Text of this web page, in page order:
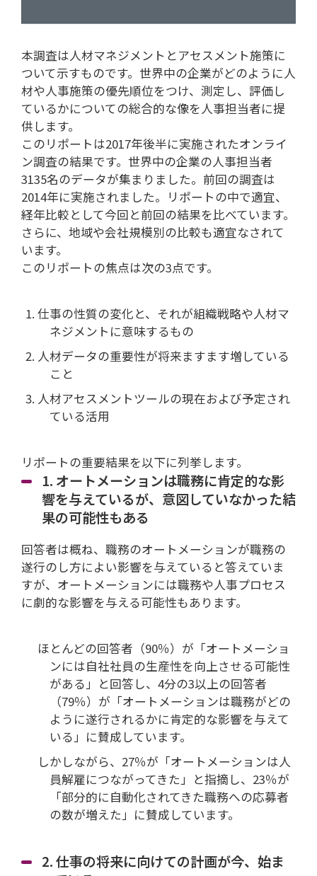
本調査は人材マネジメントとアセスメント施策に
ついて示すものです。世界中の企業がどのように人
材や人事施策の優先順位をつけ、測定し、評価し
ているかについての総合的な像を人事担当者に提
供します。
このリポートは2017年後半に実施されたオンライ
ン調査の結果です。世界中の企業の人事担当者
3135名のデータが集まりました。前回の調査は
2014年に実施されました。リポートの中で適宜、
経年比較として今回と前回の結果を比べています。
さらに、地域や会社規模別の比較も適宜なされて
います。
このリポートの焦点は次の3点です。
仕事の性質の変化と、それが組織戦略や人材マ
ネジメントに意味するもの
人材データの重要性が将来ますます増している
こと
人材アセスメントツールの現在および予定され
ている活用
リポートの重要結果を以下に列挙します。
1. オートメーションは職務に肯定的な影
響を与えているが、意図していなかった結
果の可能性もある
回答者は概ね、職務のオートメーションが職務の
遂行のし方によい影響を与えていると答えていま
すが、オートメーションには職務や人事プロセス
に劇的な影響を与える可能性もあります。
ほとんどの回答者（90％）が「オートメーショ
ンには自社社員の生産性を向上させる可能性
がある」と回答し、4分の3以上の回答者
（79％）が「オートメーションは職務がどの
ように遂行されるかに肯定的な影響を与えて
いる」に賛成しています。
しかしながら、27％が「オートメーションは人
員解雇につながってきた」と指摘し、23％が
「部分的に自動化されてきた職務への応募者
の数が増えた」に賛成しています。
2. 仕事の将来に向けての計画が今、始ま